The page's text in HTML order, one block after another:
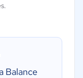
Balance